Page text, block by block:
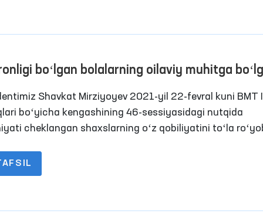
boʻlgan bolalarning oilaviy muhitga
kafolatlashimiz zarur
Shavkat Mirziyoyev 2021-yil 22-fevral kuni BMT
boʻyicha kengashining 46-sessiyasidagi nutqida
cheklangan shaxslarning oʻz qobiliyatini toʻla
hamjamiyat eʼtiboriga havola etar ekan, Oʻzbekistonda
ehtiyojga ega boʻlgan shaxslarning huquqlarini